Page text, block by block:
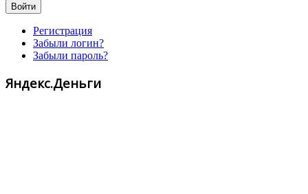
Войти
Регистрация
Забыли логин?
Забыли пароль?
Яндекс.Деньги